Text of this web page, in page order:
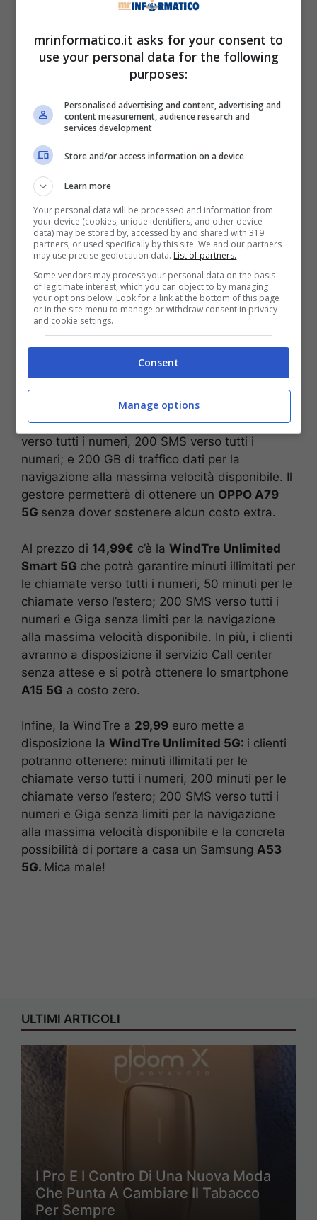
davanti agli occhi dei cittadini, se interessati o
meno a ciò che è stato proposto.
La prima è la
WindTre Pack 5G Reload
9,99 euroal mese permette di usufruire minuti
illimitati per le chiamate verso tutti i numeri, 200
dati per la navigazione alla massima velocità
disponibile.
I clienti inoltre potranno richiederla soltanto
consegnando il vecchio in un punto
commerciale di WindTre, in modo da
poter ricevere una valutazione che sarà
rimborsata entro pochi giorni dalla consegna; e
poter acquistare gratuitamente uno Xiaomi
Redmi 13C.
Segue l’offerta
come la più conveniente per coloro che vogliono
tenere il proprio smartphone: il costo di rinnovo
12,99 euroal mese ed è possibile
usufruire di: minuti illimitati per le chiamate
verso tutti i numeri, 200 SMS verso tutti i
numeri; e 200 GB di traffico dati per la
navigazione alla massima velocità disponibile. Il
gestore permetterà di ottenere un OPPO A79
5G senza dover sostenere alcun costo extra.
Al prezzo di 14,99€ c’è la WindTre Unlimited
Smart 5G che potrà garantire minuti illimitati per
le chiamate verso tutti i numeri, 50 minuti per le
chiamate verso l’estero; 200 SMS verso tutti i
numeri e Giga senza limiti per la navigazione
alla massima velocità disponibile. In più, i clienti
avranno a disposizione il servizio Call center
senza attese e si potrà ottenere lo smartphone
A15 5G a costo zero.
Infine, la WindTre a 29,99 euro mette a
disposizione la WindTre Unlimited 5G: i clienti
potranno ottenere: minuti illimitati per le
chiamate verso tutti i numeri, 200 minuti per le
chiamate verso l’estero; 200 SMS verso tutti i
numeri e Giga senza limiti per la navigazione
alla massima velocità disponibile e la concreta
possibilità di portare a casa un Samsung A53
5G. Mica male!
ULTIMI ARTICOLI
I Pro E I Contro Di Una Nuova Moda
Che Punta A Cambiare Il Tabacco
Per Sempre
mrinformatico.it asks for your consent to
use your personal data for the following
purposes:
Personalised advertising and content, advertising and
content measurement, audience research and
services development
Store and/or access information on a device
Learn more
Your personal data will be processed and information from
your device (cookies, unique identifiers, and other device
data) may be stored by, accessed by and shared with 319
partners, or used specifically by this site. We and our partners
may use precise geolocation data. List of partners.
Some vendors may process your personal data on the basis
of legitimate interest, which you can object to by managing
your options below. Look for a link at the bottom of this page
or in the site menu to manage or withdraw consent in privacy
and cookie settings.
Consent
Manage options